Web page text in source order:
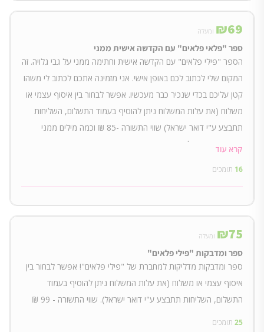
₪69 ומעלה
ספר "פלאי פלאים" עם הקדשה אישית ממני
הספר "פילי פלאים" עם הקדשה אישית וחתימה ממני על גבי גלויה. זה
המקום שלי לכתוב לכם באופן אישי. אני מזמינה אתכם לכתוב לי משהו
קטן עליכם בכדי שנכיר כבר מעכשיו. אפשר לבחור בין איסוף עצמי או
משלוח (את עלות המשלוח ניתן להוסיף בעמוד התשלום, השליחות
תתבצע ע"י דואר ישראל) שווי התשורה -85 ₪ וכמה מילים ממני
שיישארו איתכם לתמיד.
קרא עוד
16 תומכים
₪75 ומעלה
ספר ומדבקות "פילי פלאים"
ספר ומדבקות מדליקות למחברת של "פילי פלאים"! אפשר לבחור בין
איסוף עצמי או משלוח (את עלות המשלוח ניתן להוסיף בעמוד
התשלום, השליחות תתבצע ע"י דואר ישראל). שווי התשורה - 99 ₪
25 תומכים